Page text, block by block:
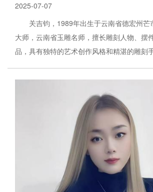
2025-07-07
关吉钧，1989年出生于云南省德宏州芒
大师，云南省玉雕名师，擅长雕刻人物、摆
品，具有独特的艺术创作风格和精湛的雕刻